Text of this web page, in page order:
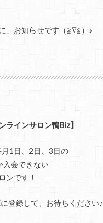
、お知らせです（≧∇≦）♪
ラインサロン鴨Biz】
月1日、2日、3日の
入会できない
ンです！
登録して、お待ちください♪